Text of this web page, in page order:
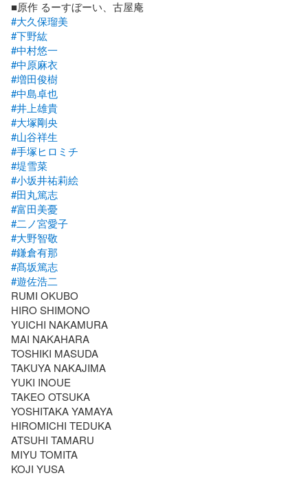
#大久保瑠美
#下野紘
#中村悠一
#中原麻衣
#増田俊樹
#中島卓也
#井上雄貴
#大塚剛央
#山谷祥生
#手塚ヒロミチ
#堤雪菜
#小坂井祐莉絵
#田丸篤志
#富田美憂
#二ノ宮愛子
#大野智敬
#鎌倉有那
#髙坂篤志
#遊佐浩二
RUMI OKUBO
HIRO SHIMONO
YUICHI NAKAMURA
MAI NAKAHARA
TOSHIKI MASUDA
TAKUYA NAKAJIMA
YUKI INOUE
TAKEO OTSUKA
YOSHITAKA YAMAYA
HIROMICHI TEDUKA
ATSUHI TAMARU
MIYU TOMITA
KOJI YUSA